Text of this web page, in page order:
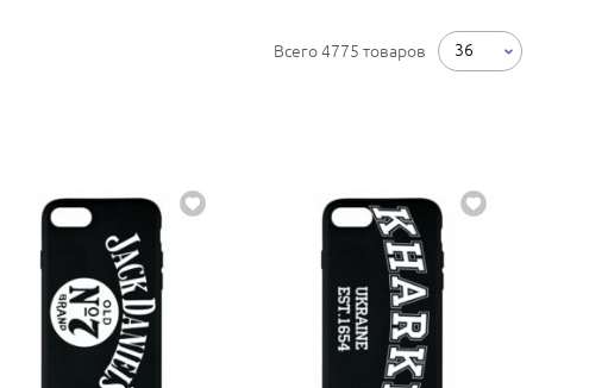
Всего 4775 товаров 36